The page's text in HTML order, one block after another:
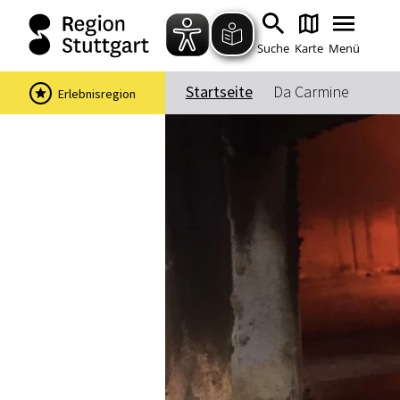
Suche Karte Menü
Startseite Da Carmine
Erlebnisregion